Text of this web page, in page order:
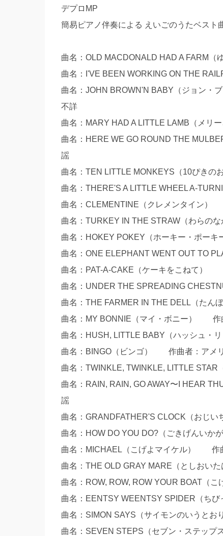
デプロMP
簡易ピアノ伴奏による えいごのうたベスト
曲名：OLD MACDONALD HAD A FARM
曲名：I'VE BEEN WORKING ON THE
曲名：JOHN BROWN'N BABY（ジョン
不詳
曲名：MARY HAD A LITTLE LAMB（メ
曲名：HERE WE GO ROUND THE
謡
曲名：TEN LITTLE MONKEYS（10ぴき
曲名：THERE'S A LITTLE WHEEL A-
曲名：CLEMENTINE（クレメンタイン
曲名：TURKEY IN THE STRAW（わら
曲名：HOKEY POKEY（ホーキー・ポー
曲名：ONE ELEPHANT WENT OUT TO
曲名：PAT-A-CAKE（ケーキをこねて）
曲名：UNDER THE SPREADING
曲名：THE FARMER IN THE DELL（た
曲名：MY BONNIE（マイ・ボニー） 作
曲名：HUSH, LITTLE BABY（ハッシュ
曲名：BINGO（ビンゴ） 作曲者：アメ
曲名：TWINKLE, TWINKLE, LITTLE
曲名：RAIN, RAIN, GO AWAY〜I HEAR
謡
曲名：GRANDFATHER'S CLOCK（おじ
曲名：HOW DO YOU DO?（ごきげんい
曲名：MICHAEL（こげよマイケル） 作
曲名：THE OLD GRAY MARE（としお
曲名：ROW, ROW, ROW YOUR BOAT
曲名：EENTSY WEENTSY SPIDER（ち
曲名：SIMON SAYS（サイモンのいうと
曲名：SEVEN STEPS（セブン・ステッ